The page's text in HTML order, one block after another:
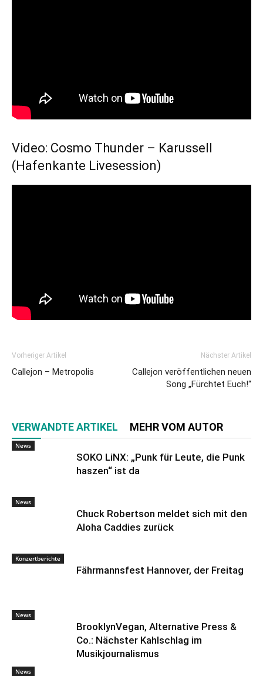
Video: Cosmo Thunder – Karussell
(Hafenkante Livesession)
Vorheriger Artikel
Callejon – Metropolis
Nächster Artikel
Callejon veröffentlichen neuen
Song „Fürchtet Euch!“
VERWANDTE ARTIKEL MEHR VOM AUTOR
News
SOKO LiNX: „Punk für Leute, die Punk
haszen“ ist da
News
Chuck Robertson meldet sich mit den
Aloha Caddies zurück
Konzertberichte
Fährmannsfest Hannover, der Freitag
News
BrooklynVegan, Alternative Press &
Co.: Nächster Kahlschlag im
Musikjournalismus
News